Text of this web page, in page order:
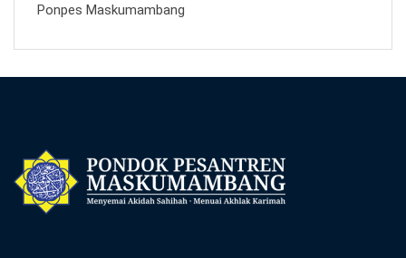
Ponpes Maskumambang